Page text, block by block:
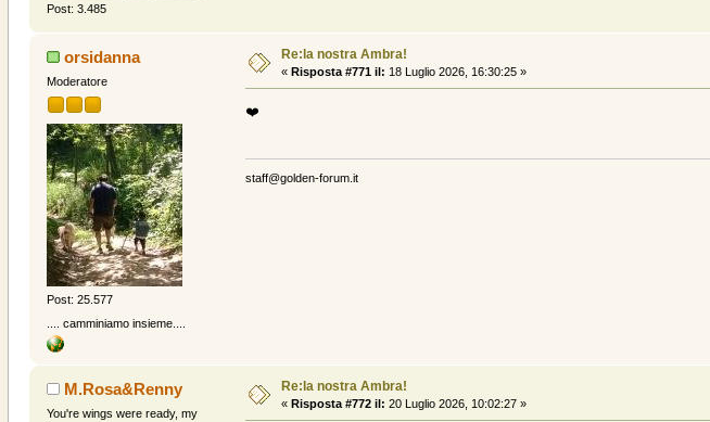
Post: 3.485
orsidanna
Moderatore
Post: 25.577
.... camminiamo insieme....
Re:la nostra Ambra!
« Risposta #771 il: 18 Luglio 2026, 16:30:25 »
❤️
staff@golden-forum.it
M.Rosa&Renny
You're wings were ready, my
Re:la nostra Ambra!
« Risposta #772 il: 20 Luglio 2026, 10:02:27 »